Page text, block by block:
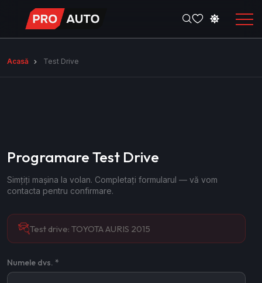
Acasă Test Drive
Programare Test Drive
Simțiți mașina la volan. Completați formularul — vă vom
contacta pentru confirmare.
Test drive: TOYOTA AURIS 2015
Numele dvs. *